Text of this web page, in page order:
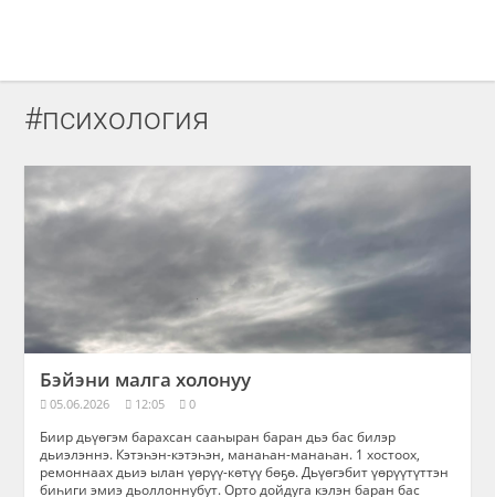
#психология
Бэйэни малга холонуу
05.06.2026 12:05 0
Биир дьүөгэм барахсан сааһыран баран дьэ бас билэр
дьиэлэннэ. Кэтэһэн-кэтэһэн, манаһан-манаһан. 1 хостоох,
ремоннаах дьиэ ылан үөрүү-көтүү бөҕө. Дьүөгэбит үөрүүтүттэн
биһиги эмиэ дьоллоннубут. Орто дойдуга кэлэн баран бас